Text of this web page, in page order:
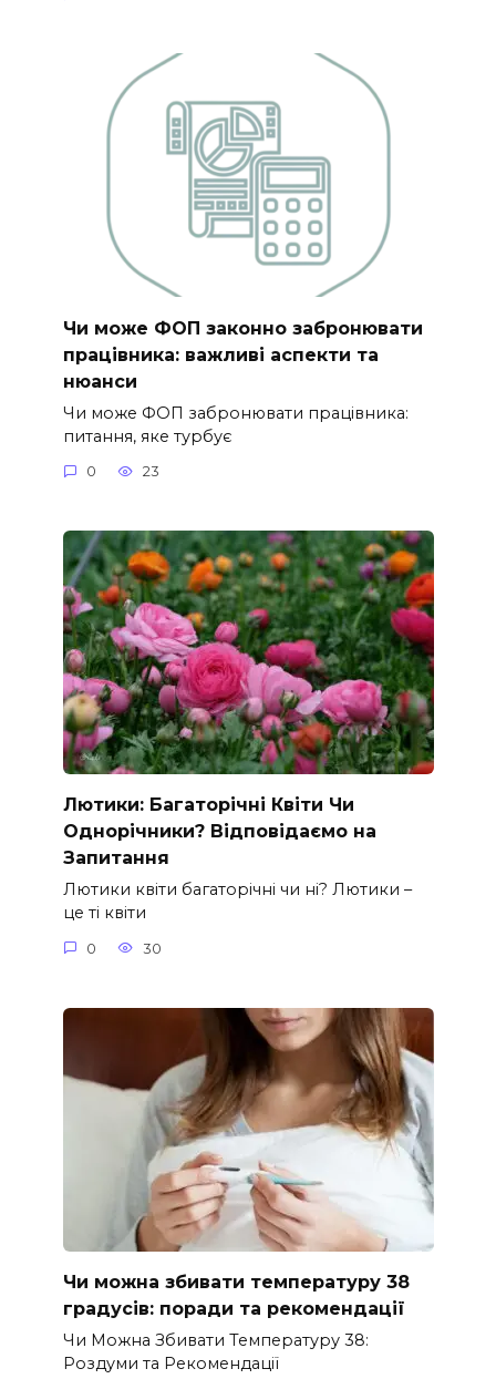
Чи може ФОП законно забронювати
працівника: важливі аспекти та
нюанси
Чи може ФОП забронювати працівника:
питання, яке турбує
0 23
Лютики: Багаторічні Квіти Чи
Однорічники? Відповідаємо на
Запитання
Лютики квіти багаторічні чи ні? Лютики –
це ті квіти
0 30
Чи можна збивати температуру 38
градусів: поради та рекомендації
Чи Можна Збивати Температуру 38:
Роздуми та Рекомендації